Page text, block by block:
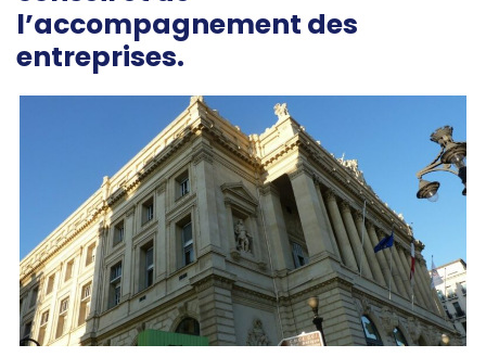
l’accompagnement des
entreprises.